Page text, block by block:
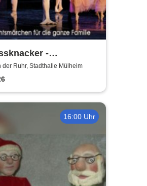
-
für Jung
der Ruhr, Stadthalle Mülheim
16:00 Uhr